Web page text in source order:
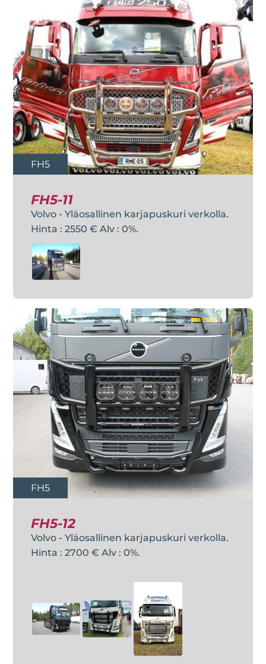
FH5
FH5-11
Volvo - Yläosallinen karjapuskuri verkolla.
Hinta : 2550 € Alv : 0%.
FH5
FH5-12
Volvo - Yläosallinen karjapuskuri verkolla.
Hinta : 2700 € Alv : 0%.